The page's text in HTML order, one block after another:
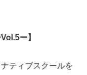
ー】
ティブスクールを